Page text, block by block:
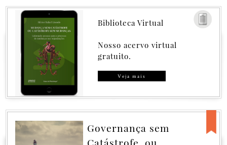
Biblioteca Virtual
Nosso acervo virtual
gratuito.
Veja mais
Governança sem